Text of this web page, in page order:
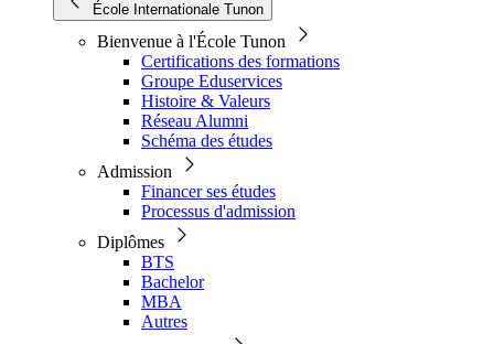
École Internationale Tunon
Bienvenue à l'École Tunon
Certifications des formations
Groupe Eduservices
Histoire & Valeurs
Réseau Alumni
Schéma des études
Admission
Financer ses études
Processus d'admission
Diplômes
BTS
Bachelor
MBA
Autres